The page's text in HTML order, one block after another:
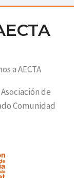
a AECTA
de
Comunidad